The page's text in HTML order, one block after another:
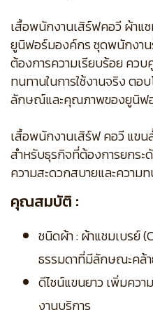
เสื้อพนักงานเสิร์ฟคอวี ผ้าแช
ยูนิฟอร์มองค์กร ชุดพนักงาน
ต้องการความเรียบร้อย คว
ทนทานในการใช้งานจริง ตอ
ลักษณ์และคุณภาพของยูนิฟ
เสื้อพนักงานเสิร์ฟ คอวี แขน
สำหรับธุรกิจที่ต้องการยกร
ความสะดวกสบายและความ
คุณสมบัติ :
ชนิดผ้า : ผ้าแชมเบรย์
ธรรมดาที่มีลักษณะคล้
ดีไซน์แขนยาว เพิ่มควา
งานบริการ